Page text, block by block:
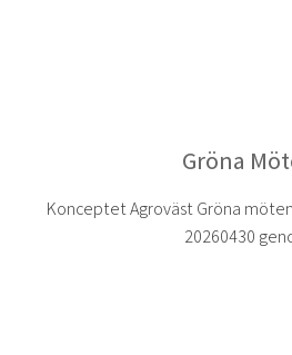
Gröna
Konceptet Agroväst Gröna
20260430